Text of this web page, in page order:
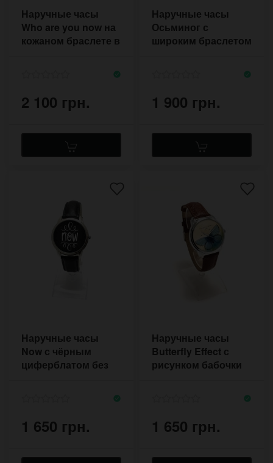
Наручные часы
Who are you now на
кожаном браслете в
2 100 грн.
Наручные часы
Осьминог с
широким браслетом
1 900 грн.
Наручные часы
Now с чёрным
циферблатом без
1 650 грн.
Наручные часы
Butterfly Effect с
рисунком бабочки
1 650 грн.